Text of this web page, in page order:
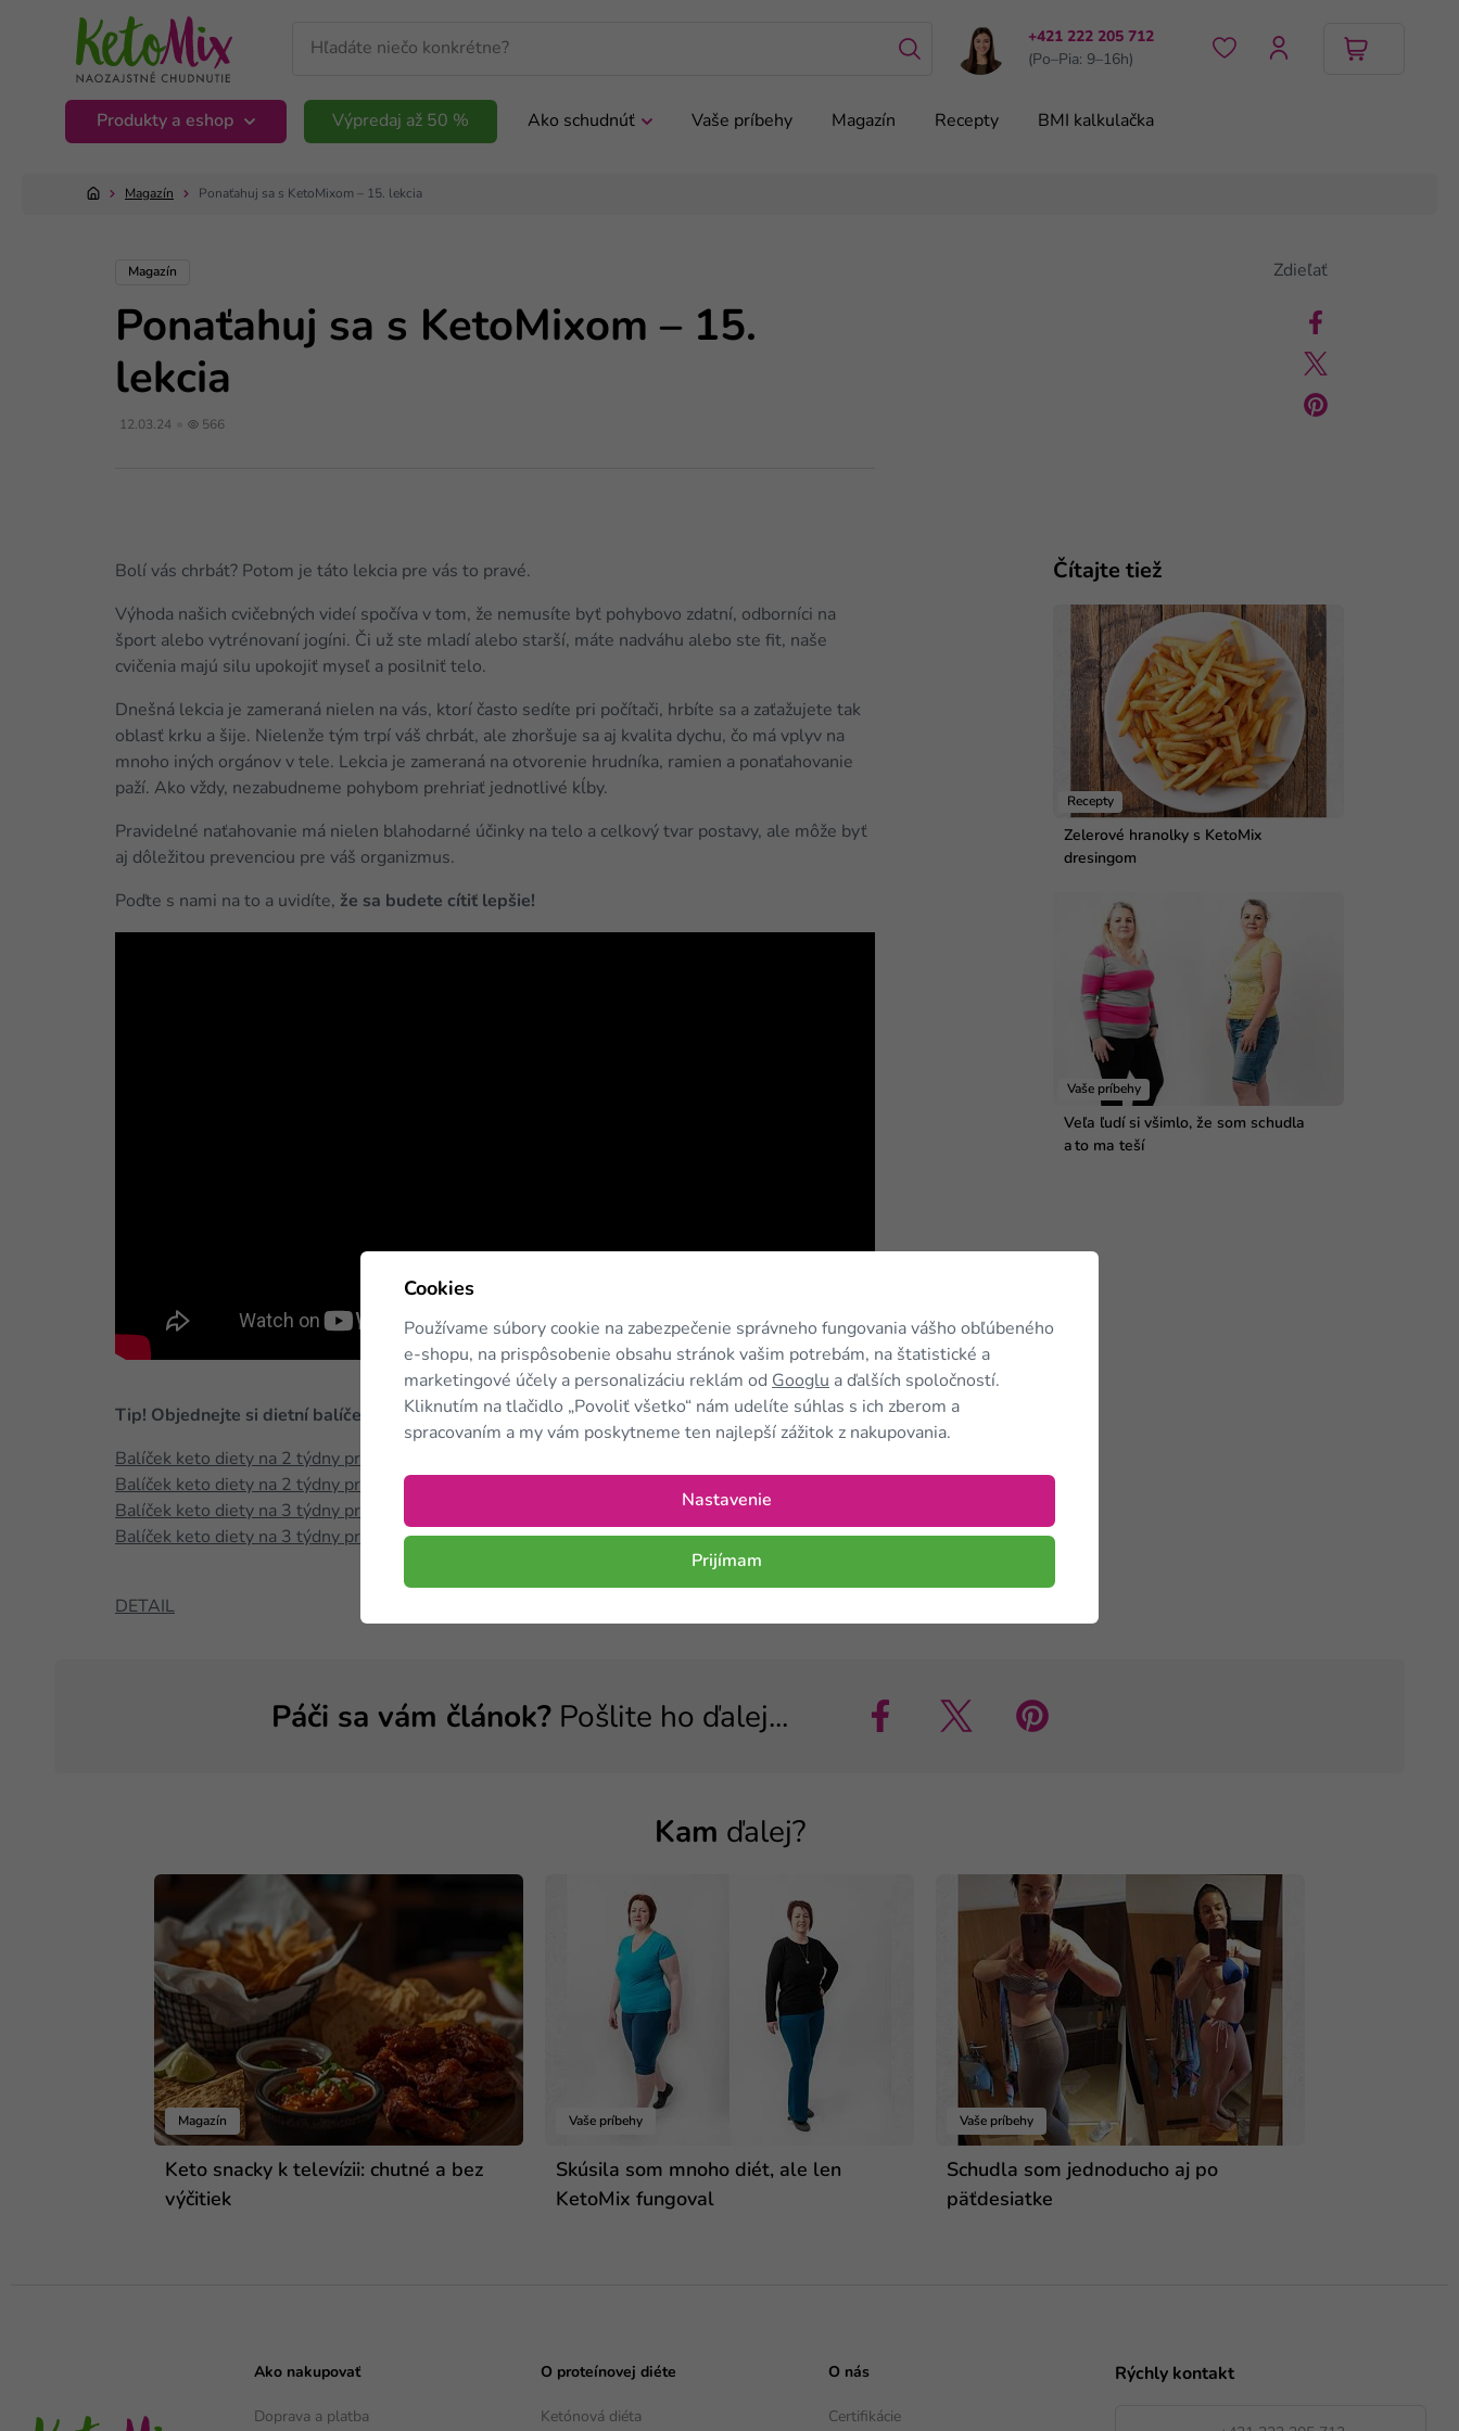
+421 222 205 712
(Po–Pia: 9–16h)
Produkty a eshop Výpredaj až 50 % Ako schudnúť Vaše príbehy Magazín Recepty BMI kalkulačka
Magazín Ponaťahuj sa s KetoMixom – 15. lekcia
Magazín
Ponaťahuj sa s KetoMixom – 15.
lekcia
12.03.24 566
Zdieľať
Bolí vás chrbát? Potom je táto lekcia pre vás to pravé.
Výhoda našich cvičebných videí spočíva v tom, že nemusíte byť pohybovo zdatní, odborníci na
šport alebo vytrénovaní jogíni. Či už ste mladí alebo starší, máte nadváhu alebo ste fit, naše
cvičenia majú silu upokojiť myseľ a posilniť telo.
Dnešná lekcia je zameraná nielen na vás, ktorí často sedíte pri počítači, hrbíte sa a zaťažujete tak
oblasť krku a šije. Nielenže tým trpí váš chrbát, ale zhoršuje sa aj kvalita dychu, čo má vplyv na
mnoho iných orgánov v tele. Lekcia je zameraná na otvorenie hrudníka, ramien a ponaťahovanie
paží. Ako vždy, nezabudneme pohybom prehriať jednotlivé kĺby.
Pravidelné naťahovanie má nielen blahodarné účinky na telo a celkový tvar postavy, ale môže byť
aj dôležitou prevenciou pre váš organizmus.
Poďte s nami na to a uvidíte, že sa budete cítiť lepšie!
Tip! Objednejte si dietní balíček KetoMix.
Balíček keto diety na 2 týdny pro muže
Balíček keto diety na 2 týdny pro ženy
Balíček keto diety na 3 týdny pro muže
Balíček keto diety na 3 týdny pro ženy
DETAIL
Čítajte tiež
Recepty
Zelerové hranolky s KetoMix
dresingom
Vaše príbehy
Veľa ľudí si všimlo, že som schudla
a to ma teší
Páči sa vám článok? Pošlite ho ďalej...
Kam ďalej?
Magazín
Keto snacky k televízii: chutné a bez
výčitiek
Vaše príbehy
Skúsila som mnoho diét, ale len
KetoMix fungoval
Vaše príbehy
Schudla som jednoducho aj po
päťdesiatke
Ako nakupovať
Doprava a platba
O proteínovej diéte
Ketónová diéta
O nás
Certifikácie
Rýchly kontakt
Cookies
Používame súbory cookie na zabezpečenie správneho fungovania vášho obľúbeného
e-shopu, na prispôsobenie obsahu stránok vašim potrebám, na štatistické a
marketingové účely a personalizáciu reklám od Googlu a ďalších spoločností.
Kliknutím na tlačidlo „Povoliť všetko“ nám udelíte súhlas s ich zberom a
spracovaním a my vám poskytneme ten najlepší zážitok z nakupovania.
Nastavenie
Prijímam